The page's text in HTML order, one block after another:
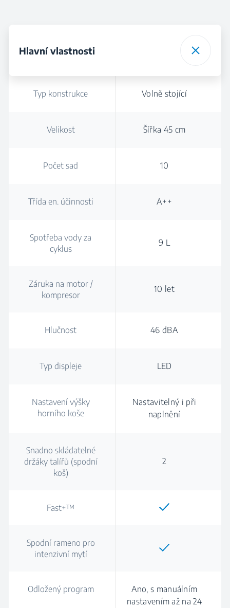
Hlavní vlastnosti
Typ konstrukce Volně stojící
Velikost Šířka 45 cm
Počet sad 10
Třída en. účinnosti A++
Spotřeba vody za
cyklus
9 L
Záruka na motor /
kompresor
10 let
Hlučnost 46 dBA
Typ displeje LED
Nastavení výšky
horního koše
Nastavitelný i při
naplnění
Snadno skládatelné
držáky talířů (spodní
koš)
2
Fast+™
Spodní rameno pro
intenzivní mytí
Odložený program
Ano, s manuálním
nastavením až na 24